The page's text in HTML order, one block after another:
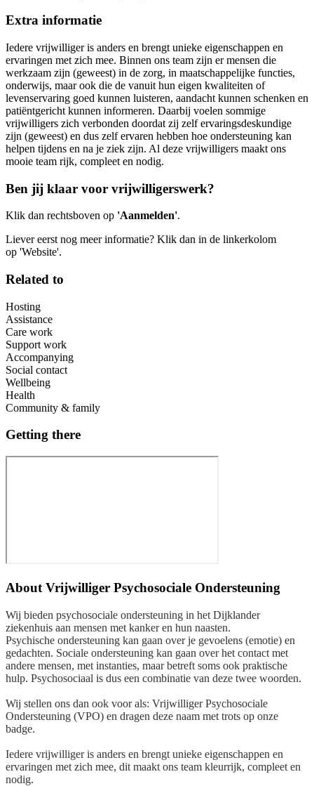
Extra informatie
Iedere vrijwilliger is anders en brengt unieke eigenschappen en
ervaringen met zich mee. Binnen ons team zijn er mensen die
werkzaam zijn (geweest) in de zorg, in maatschappelijke functies,
onderwijs, maar ook die de vanuit hun eigen kwaliteiten of
levenservaring goed kunnen luisteren, aandacht kunnen schenken en
patiëntgericht kunnen informeren. Daarbij voelen sommige
vrijwilligers zich verbonden doordat zij zelf ervaringsdeskundige
zijn (geweest) en dus zelf ervaren hebben hoe ondersteuning kan
helpen tijdens en na je ziek zijn. Al deze vrijwilligers maakt ons
mooie team rijk, compleet en nodig.
Ben jij klaar voor vrijwilligerswerk?
Klik dan rechtsboven op 'Aanmelden'.
Liever eerst nog meer informatie? Klik dan in de linkerkolom
op 'Website'.
Related to
Hosting
Assistance
Care work
Support work
Accompanying
Social contact
Wellbeing
Health
Community & family
Getting there
About Vrijwilliger Psychosociale Ondersteuning
Wij bieden psychosociale ondersteuning in het Dijklander
ziekenhuis aan mensen met kanker en hun naasten.
Psychische ondersteuning kan gaan over je gevoelens (emotie) en
gedachten. Sociale ondersteuning kan gaan over het contact met
andere mensen, met instanties, maar betreft soms ook praktische
hulp. Psychosociaal is dus een combinatie van deze twee woorden.
Wij stellen ons dan ook voor als: Vrijwilliger Psychosociale
Ondersteuning (VPO) en dragen deze naam met trots op onze
badge.
Iedere vrijwilliger is anders en brengt unieke eigenschappen en
ervaringen met zich mee, dit maakt ons team kleurrijk, compleet en
nodig.